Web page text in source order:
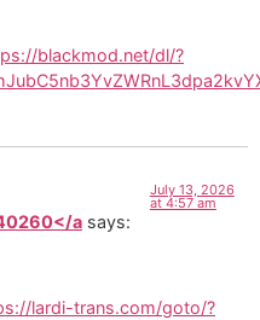
blackmod.net/dl/?
a says:
July 13, 2026
at 4:57 am
lardi-trans.com/goto/?